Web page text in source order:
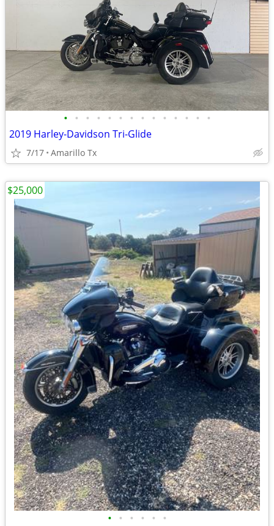
• • • • • • • • • • • • • •
2019 Harley-Davidson Tri-Glide
7/17 Amarillo Tx
• • • • • •
$25,000